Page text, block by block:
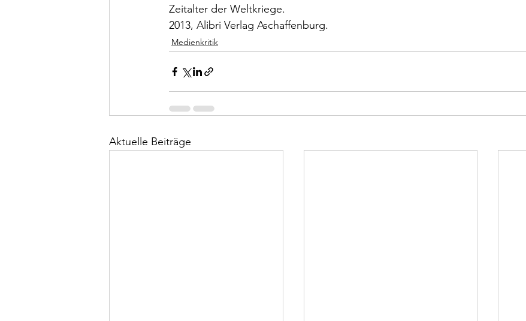
Zeitalter der Weltkriege.
2013, Alibri Verlag Aschaffenburg.
Medienkritik
Aktuelle Beiträge